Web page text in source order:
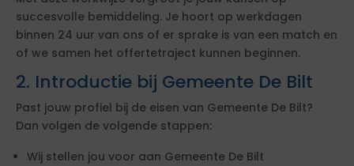
succesvolle bemiddeling. Je hoort op werkdagen
binnen 24 uur van ons of er sprake is van een match en
of we samen het offertetraject kunnen beginnen.
2. Introductie bij Gemeente De Bilt
Past jouw profiel bij de eisen van Gemeente De Bilt?
Dan volgen de volgende stappen:
Wij stellen jou voor aan Gemeente De Bilt